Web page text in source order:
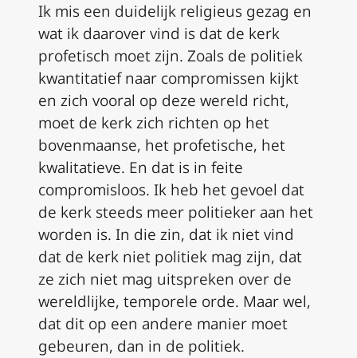
Ik mis een duidelijk religieus gezag en
wat ik daarover vind is dat de kerk
profetisch moet zijn. Zoals de politiek
kwantitatief naar compromissen kijkt
en zich vooral op deze wereld richt,
moet de kerk zich richten op het
bovenmaanse, het profetische, het
kwalitatieve. En dat is in feite
compromisloos. Ik heb het gevoel dat
de kerk steeds meer politieker aan het
worden is. In die zin, dat ik niet vind
dat de kerk niet politiek mag zijn, dat
ze zich niet mag uitspreken over de
wereldlijke, temporele orde. Maar wel,
dat dit op een andere manier moet
gebeuren, dan in de politiek.